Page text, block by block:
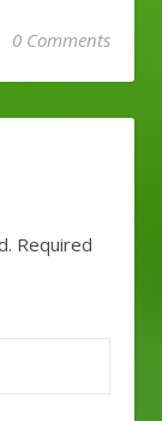
0 Comments
Required